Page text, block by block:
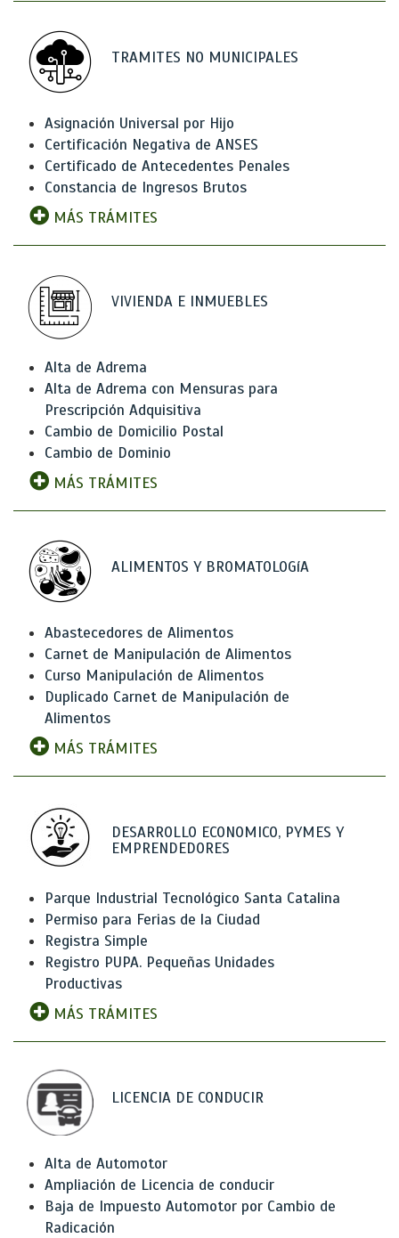
TRAMITES NO MUNICIPALES
Asignación Universal por Hijo
Certificación Negativa de ANSES
Certificado de Antecedentes Penales
Constancia de Ingresos Brutos
MÁS TRÁMITES
VIVIENDA E INMUEBLES
Alta de Adrema
Alta de Adrema con Mensuras para
Prescripción Adquisitiva
Cambio de Domicilio Postal
Cambio de Dominio
MÁS TRÁMITES
ALIMENTOS Y BROMATOLOGíA
Abastecedores de Alimentos
Carnet de Manipulación de Alimentos
Curso Manipulación de Alimentos
Duplicado Carnet de Manipulación de
Alimentos
MÁS TRÁMITES
DESARROLLO ECONOMICO, PYMES Y
EMPRENDEDORES
Parque Industrial Tecnológico Santa Catalina
Permiso para Ferias de la Ciudad
Registra Simple
Registro PUPA. Pequeñas Unidades
Productivas
MÁS TRÁMITES
LICENCIA DE CONDUCIR
Alta de Automotor
Ampliación de Licencia de conducir
Baja de Impuesto Automotor por Cambio de
Radicación